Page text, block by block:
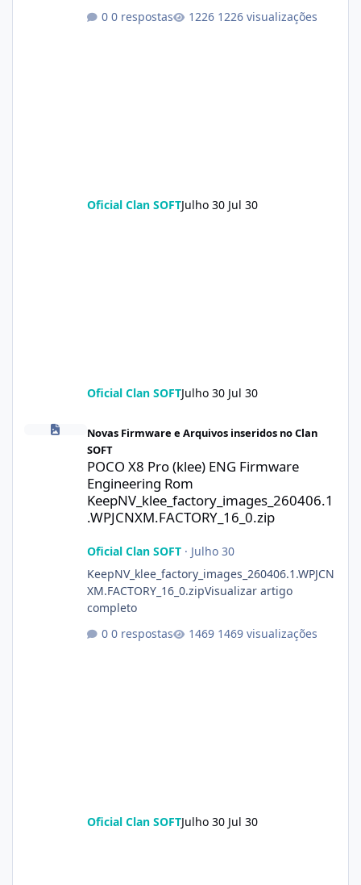
0 respostas
1226 visualizações
Oficial Clan SOFTJulho 30 Jul 30
Oficial Clan SOFTJulho 30 Jul 30
POCO X8 Pro (klee) ENG Firmware Engineering Rom
Novas Firmware e Arquivos inseridos no Clan
SOFT
POCO X8 Pro (klee) ENG Firmware
Engineering Rom
KeepNV_klee_factory_images_260406.1
.WPJCNXM.FACTORY_16_0.zip
Oficial Clan SOFT· Julho 30
KeepNV_klee_factory_images_260406.1.WPJCN
XM.FACTORY_16_0.zipVisualizar artigo
completo
0 respostas
1469 visualizações
Oficial Clan SOFTJulho 30 Jul 30